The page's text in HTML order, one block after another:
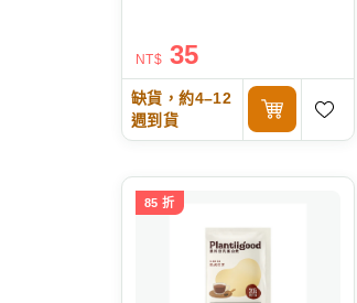
NT$ 35
缺貨，約4–12
週到貨
85 折